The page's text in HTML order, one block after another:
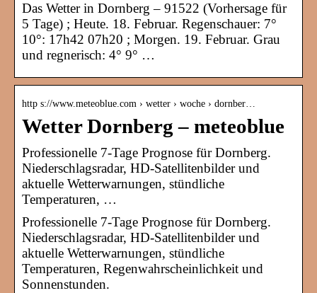
Das Wetter in Dornberg – 91522 (Vorhersage für
5 Tage) ; Heute. 18. Februar. Regenschauer: 7°
10°: 17h42 07h20 ; Morgen. 19. Februar. Grau
und regnerisch: 4° 9° …
http s://www.meteoblue.com › wetter › woche › dornber…
Wetter Dornberg – meteoblue
Professionelle 7-Tage Prognose für Dornberg.
Niederschlagsradar, HD-Satellitenbilder und
aktuelle Wetterwarnungen, stündliche
Temperaturen, …
Professionelle 7-Tage Prognose für Dornberg.
Niederschlagsradar, HD-Satellitenbilder und
aktuelle Wetterwarnungen, stündliche
Temperaturen, Regenwahrscheinlichkeit und
Sonnenstunden.